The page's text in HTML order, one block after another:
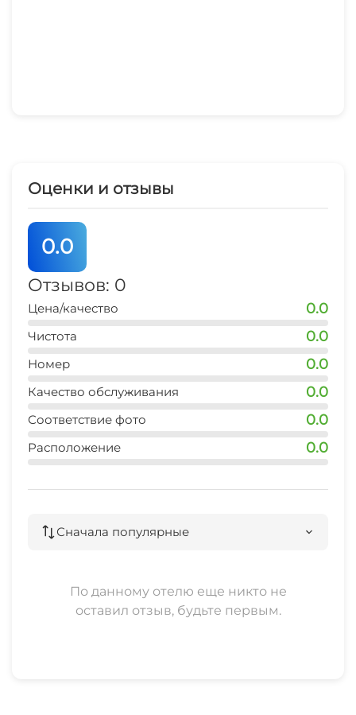
Оценки и отзывы
0.0
Отзывов: 0
Цена/качество 0.0
Чистота 0.0
Номер 0.0
Качество обслуживания 0.0
Соответствие фото 0.0
Расположение 0.0
Сначала популярные
По данному отелю еще никто не
оставил отзыв, будьте первым.